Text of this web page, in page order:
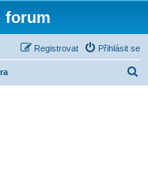
forum
Přihlásit se
Registrovat